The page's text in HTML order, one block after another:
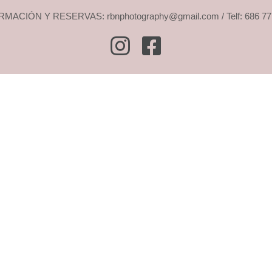
Y RESERVAS: rbnphotography@gmail.com / Telf: 686
Instagram